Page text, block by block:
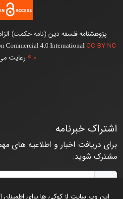
این وب سایت از کوکی ها برای اطمینان
پژوهشنامه فلسفه دین (نامه حکمت)
Commercial 4.0 International CC BY-NC
4.0 رعایت
اشتراک خبرنامه
برای دریافت اخبار و اطلاعیه های
مشترک شوید.